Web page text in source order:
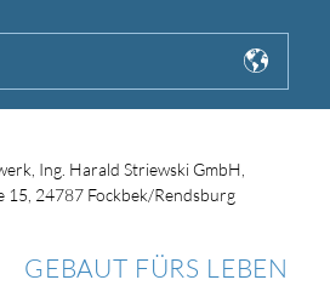
Ing. Harald Striewski GmbH,
15, 24787 Fockbek/Rendsburg
GEBAUT FÜRS LEBEN